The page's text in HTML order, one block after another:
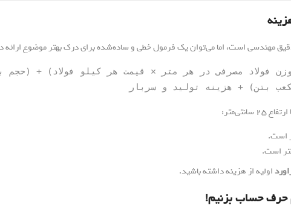
دقیق مهندسی است، اما می‌توان یک فرمول خطی و ساده‌شده برای درک بهتر موضوع ارائه
فولاد مصرفی در هر متر × قیمت هر کیلو فولاد) + (حجم
بتن) + هزینه تولید و سربار
اولیه از هزینه داشته باشید.
حرف حساب بزنیم!